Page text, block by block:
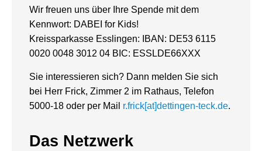
Wir freuen uns über Ihre Spende mit dem
Kennwort: DABEI for Kids!
Kreissparkasse Esslingen: IBAN: DE53 6115
0020 0048 3012 04 BIC: ESSLDE66XXX
Sie interessieren sich? Dann melden Sie sich
bei Herr Frick, Zimmer 2 im Rathaus, Telefon
5000-18 oder per Mail r.frick[at]dettingen-teck.de.
Das Netzwerk